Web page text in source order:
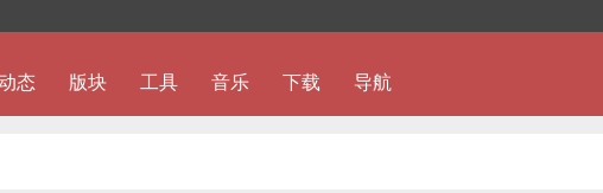
态 版块 工具 音乐 下载 导航